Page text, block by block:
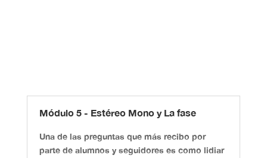
Módulo 5 - Estéreo Mono y La fase
Una de las preguntas que más recibo por
parte de alumnos y seguidores es como lidiar